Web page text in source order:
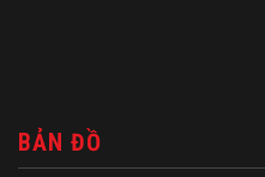
BẢN ĐỒ